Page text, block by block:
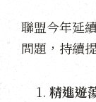
聯盟今年延
問題，持續
精進遊